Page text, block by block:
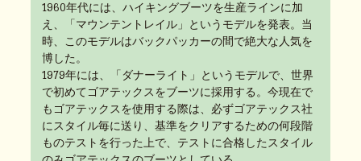
1960年代には、ハイキングブーツを生産ラインに加
え、「マウンテントレイル」というモデルを発表。当
時、このモデルはバックパッカーの間で絶大な人気を
博した。
1979年には、「ダナーライト」というモデルで、世界
で初めてゴアテックスをブーツに採用する。今現在で
もゴアテックスを使用する際は、必ずゴアテックス社
にスタイル毎に送り、基準をクリアするための何段階
ものテストを行った上で、テストに合格したスタイル